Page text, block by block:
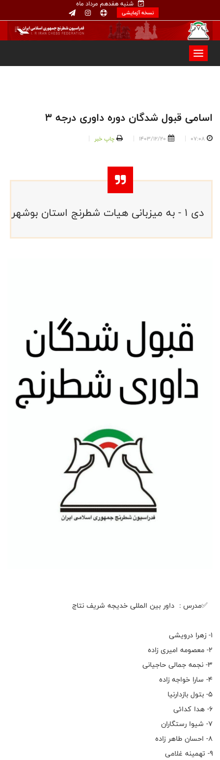
شنبه هفدهم مرداد ماه
نسخه آزمایشی
اسامی قبول شدگان دوره داوری درجه ۳
07:08
1403/12/20 چاپ خبر
دی ۱ - به میزبانی هیات شطرنج استان بوشهر
✅مدرس : داور بین المللی خدیجه شریف نتاج
۱- زهرا درویشی
۲- معصومه امیری زاده
۳- نجمه جمالی حاجیانی
۴- سارا خواجه زاده
۵- بتول بازدارنیا
۶- هدا کدائی
۷- شیوا رستگاران
۸- احسان طاهر زاده
۹- تهمینه غلامی